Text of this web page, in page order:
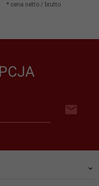
* cena netto / brutto